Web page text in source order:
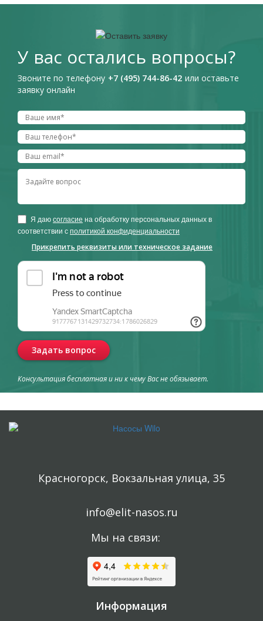
У вас остались вопросы?
Звоните по телефону +7 (495) 744-86-42 или оставьте
заявку онлайн
Я даюсогласие на обработку персональных данных в
соответствии сполитикой конфиденциальности
Прикрепить реквизиты или техническое задание
Задать вопрос
Консультация бесплатная и ни к чему Вас не обязывает.
Красногорск, Вокзальная улица, 35
info@elit-nasos.ru
Мы на связи:
Информация